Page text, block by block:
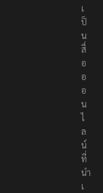
เ
ป็
น
สื่
อ
อ
อ
น
ไ
ล
น์
ที่
นำ
เ